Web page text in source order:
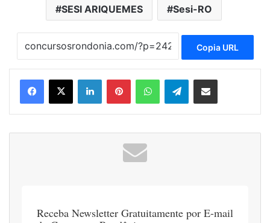
SESI ARIQUEMES Sesi-RO
Copia URL
LinkedinPinterestWhatsAppTelegramCompartilhar via e-mail